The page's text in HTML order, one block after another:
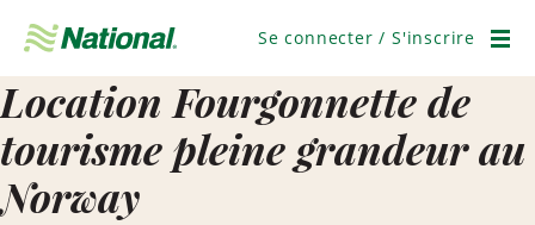
navigation
Se connecter / S'inscrire
Location Fourgonnette de
tourisme pleine grandeur au
Norway